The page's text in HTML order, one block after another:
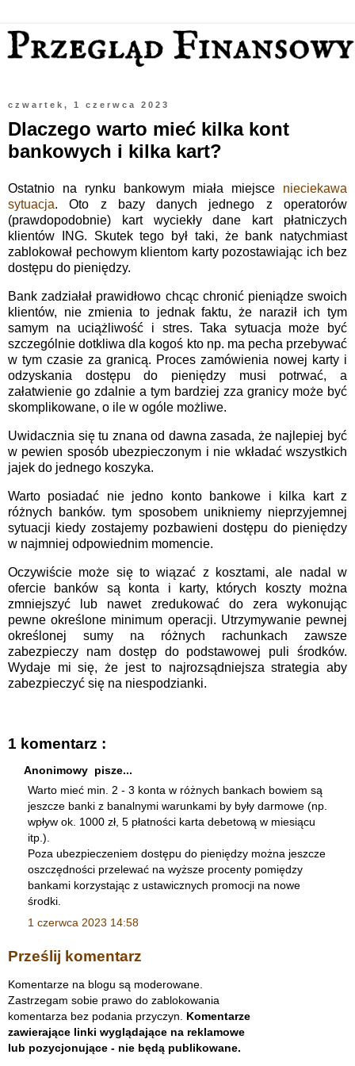
czwartek, 1 czerwca 2023
Dlaczego warto mieć kilka kont
bankowych i kilka kart?
Ostatnio na rynku bankowym miała miejsce nieciekawa
sytuacja. Oto z bazy danych jednego z operatorów
(prawdopodobnie) kart wyciekły dane kart płatniczych
klientów ING. Skutek tego był taki, że bank natychmiast
zablokował pechowym klientom karty pozostawiając ich bez
dostępu do pieniędzy.
Bank zadziałał prawidłowo chcąc chronić pieniądze swoich
klientów, nie zmienia to jednak faktu, że naraził ich tym
samym na uciążliwość i stres. Taka sytuacja może być
szczególnie dotkliwa dla kogoś kto np. ma pecha przebywać
w tym czasie za granicą. Proces zamówienia nowej karty i
odzyskania dostępu do pieniędzy musi potrwać, a
załatwienie go zdalnie a tym bardziej zza granicy może być
skomplikowane, o ile w ogóle możliwe.
Uwidacznia się tu znana od dawna zasada, że najlepiej być
w pewien sposób ubezpieczonym i nie wkładać wszystkich
jajek do jednego koszyka.
Warto posiadać nie jedno konto bankowe i kilka kart z
różnych banków. tym sposobem unikniemy nieprzyjemnej
sytuacji kiedy zostajemy pozbawieni dostępu do pieniędzy
w najmniej odpowiednim momencie.
Oczywiście może się to wiązać z kosztami, ale nadal w
ofercie banków są konta i karty, których koszty można
zmniejszyć lub nawet zredukować do zera wykonując
pewne określone minimum operacji. Utrzymywanie pewnej
określonej sumy na różnych rachunkach zawsze
zabezpieczy nam dostęp do podstawowej puli środków.
Wydaje mi się, że jest to najrozsądniejsza strategia aby
zabezpieczyć się na niespodzianki.
1 komentarz :
Anonimowy pisze...
Warto mieć min. 2 - 3 konta w różnych bankach bowiem są
jeszcze banki z banalnymi warunkami by były darmowe (np.
wpływ ok. 1000 zł, 5 płatności karta debetową w miesiącu
itp.).
Poza ubezpieczeniem dostępu do pieniędzy można jeszcze
oszczędności przelewać na wyższe procenty pomiędzy
bankami korzystając z ustawicznych promocji na nowe
środki.
1 czerwca 2023 14:58
Prześlij komentarz
Komentarze na blogu są moderowane.
Zastrzegam sobie prawo do zablokowania
komentarza bez podania przyczyn. Komentarze
zawierające linki wyglądające na reklamowe
lub pozycjonujące - nie będą publikowane.